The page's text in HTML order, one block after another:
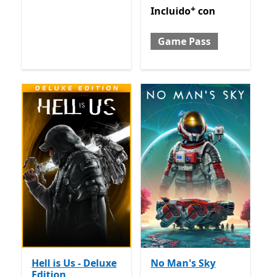
Incluido con Game Pass
Incluido+ con
Game Pass
Hell is Us - Deluxe
No Man's Sky